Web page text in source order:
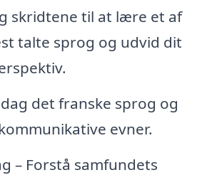
skridtene til at lære et af
talte sprog og udvid dit
det franske sprog og
evner.
– Forstå samfundets